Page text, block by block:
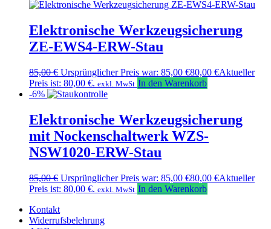
Elektronische Werkzeugsicherung
ZE-EWS4-ERW-Stau
85,00€ Ursprünglicher Preis war: 85,00 €80,00 €Aktueller
Preis ist: 80,00 €. exkl. MwSt In den Warenkorb
-6%
Elektronische Werkzeugsicherung
mit Nockenschaltwerk WZS-
NSW1020-ERW-Stau
85,00€ Ursprünglicher Preis war: 85,00 €80,00 €Aktueller
Preis ist: 80,00 €. exkl. MwSt In den Warenkorb
Kontakt
Widerrufsbelehrung